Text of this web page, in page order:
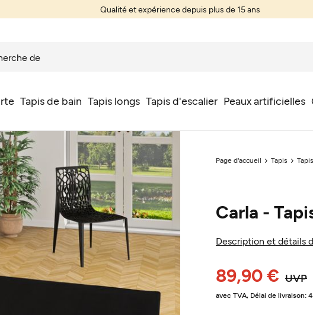
Qualité et expérience depuis plus de 15 ans
Tapis de bain Tapis longs Tapis d'escalier Peaux artificielles
Page d'accueil Tapis
Carla -
Description et détails
89,90 € UVP
avec TVA, Délai de livraison: